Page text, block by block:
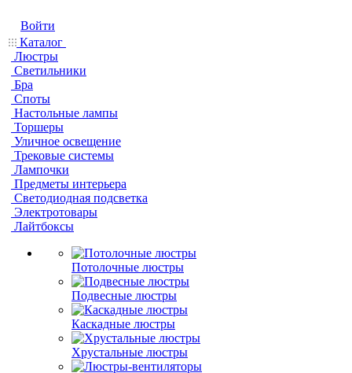
Войти
Каталог
Люстры
Светильники
Бра
Споты
Настольные лампы
Торшеры
Уличное освещение
Трековые системы
Лампочки
Предметы интерьера
Светодиодная подсветка
Электротовары
Лайтбоксы
Потолочные люстры
Подвесные люстры
Каскадные люстры
Хрустальные люстры